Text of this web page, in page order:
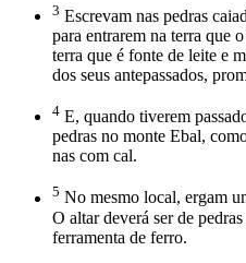
3 Escrevam nas pedras
para entrarem na terra que
terra que é fonte de leite e
dos seus antepassados,
4 E, quando tiverem
pedras no monte Ebal,
nas com cal.
5 No mesmo local, ergam
O altar deverá ser de
ferramenta de ferro.